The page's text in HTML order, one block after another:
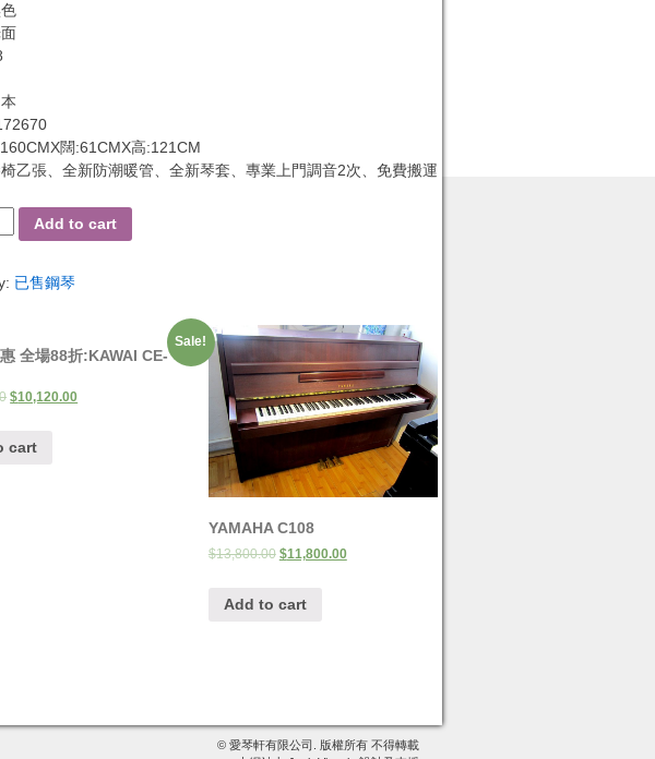
闊:61CMX高:121CM
乙張、全新防潮暖管、全新琴套、專業上門調音2次、免費搬運
Add to cart
已售鋼琴
全場88折:KAWAI CE-
$10,120.00
cart
Sale!
YAMAHA C108
$13,800.00 $11,800.00
Add to cart
© 愛琴軒有限公司. 版權所有 不得轉載